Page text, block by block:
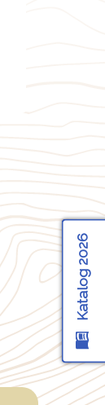
Katalog 2026